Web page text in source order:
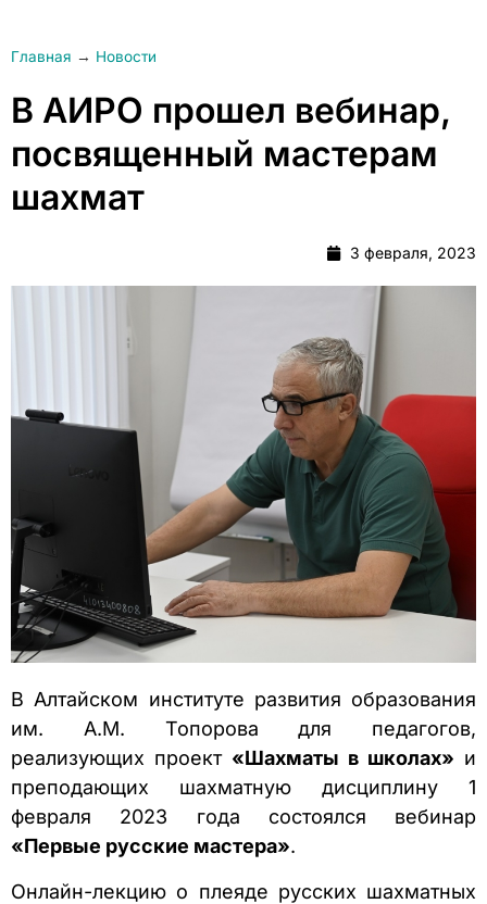
Главная → Новости
В АИРО прошел вебинар,
посвященный мастерам
шахмат
3 февраля, 2023
В Алтайском институте развития образования
им. А.М. Топорова для педагогов,
реализующих проект «Шахматы в школах» и
преподающих шахматную дисциплину 1
февраля 2023 года состоялся вебинар
«Первые русские мастера».
Онлайн-лекцию о плеяде русских шахматных